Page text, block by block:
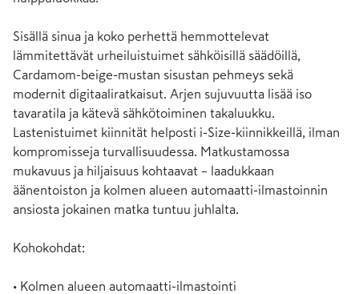
Sisällä sinua ja koko perhettä hemmottelevat
lämmitettävät urheiluistuimet sähköisillä säädöillä,
Cardamom-beige-mustan sisustan pehmeys sekä
modernit digitaaliratkaisut. Arjen sujuvuutta lisää iso
tavaratila ja kätevä sähkötoiminen takaluukku.
Lastenistuimet kiinnität helposti i-Size-kiinnikkeillä, ilman
kompromisseja turvallisuudessa. Matkustamossa
mukavuus ja hiljaisuus kohtaavat – laadukkaan
äänentoiston ja kolmen alueen automaatti-ilmastoinnin
ansiosta jokainen matka tuntuu juhlalta.
Kohokohdat:
• Kolmen alueen automaatti-ilmastointi